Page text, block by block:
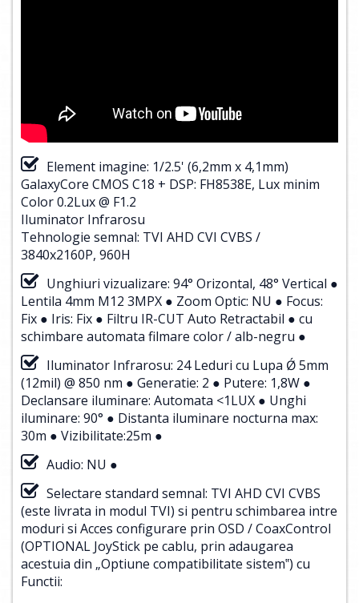
Element imagine: 1/2.5' (6,2mm x 4,1mm)
GalaxyCore CMOS C18 + DSP: FH8538E, Lux minim
Color 0.2Lux @ F1.2
Iluminator Infrarosu
Tehnologie semnal: TVI AHD CVI CVBS /
3840x2160P, 960H
Unghiuri vizualizare: 94° Orizontal, 48° Vertical ●
Lentila 4mm M12 3MPX ● Zoom Optic: NU ● Focus:
Fix ● Iris: Fix ● Filtru IR-CUT Auto Retractabil ● cu
schimbare automata filmare color / alb-negru ●
Iluminator Infrarosu: 24 Leduri cu Lupa Ǿ 5mm
(12mil) @ 850 nm ● Generatie: 2 ● Putere: 1,8W ●
Declansare iluminare: Automata <1LUX ● Unghi
iluminare: 90° ● Distanta iluminare nocturna max:
30m ● Vizibilitate:25m ●
Audio: NU ●
Selectare standard semnal: TVI AHD CVI CVBS
(este livrata in modul TVI) si pentru schimbarea intre
moduri si Acces configurare prin OSD / CoaxControl
(OPTIONAL JoyStick pe cablu, prin adaugarea
acestuia din „Optiune compatibilitate sistem‟) cu
Functii: